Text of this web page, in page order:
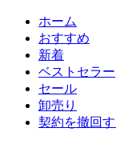
ホーム
おすすめ
新着
ベストセラー
セール
卸売り
契約を撤回